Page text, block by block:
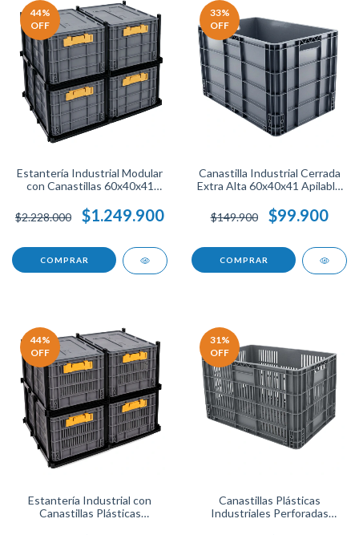
44%
OFF
Estantería Industrial Modular
con Canastillas 60x40x41
Almacenamiento Logístico y
Bodega.
$2.228.000 $1.249.900
COMPRAR
33%
OFF
Canastilla Industrial Cerrada
Extra Alta 60x40x41 Apilable
Bodega, Picking.
$149.900 $99.900
COMPRAR
44%
OFF
Estantería Industrial con
Canastillas Plásticas
31%
OFF
Canastillas Plásticas
Industriales Perforadas